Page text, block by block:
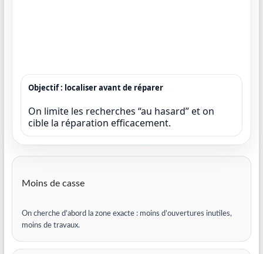
Objectif : localiser avant de réparer
On limite les recherches “au hasard” et on
cible la réparation efficacement.
Moins de casse
On cherche d’abord la zone exacte : moins d’ouvertures inutiles,
moins de travaux.